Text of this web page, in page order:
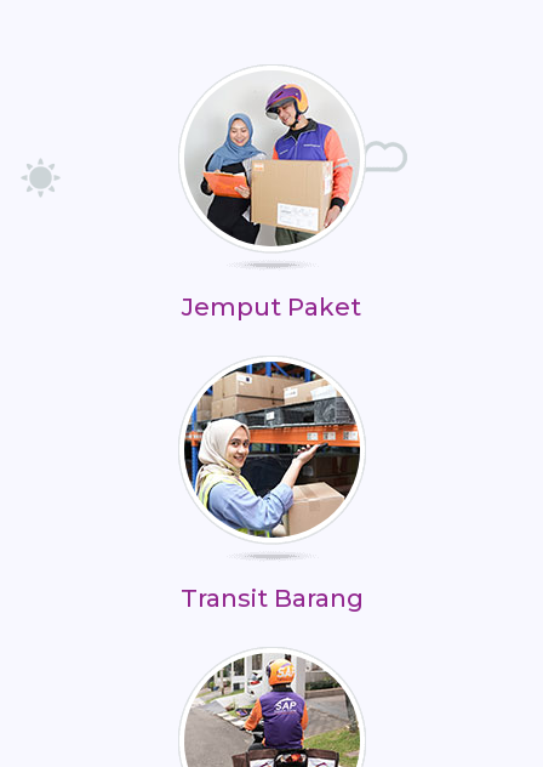
Jemput Paket
Transit Barang